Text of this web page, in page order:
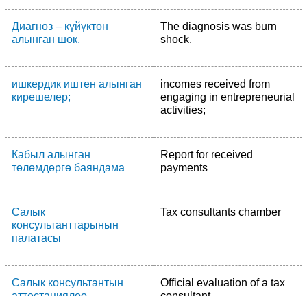
Диагноз – күйүктөн
алынган шок.
The diagnosis was burn
shock.
ишкердик иштен алынган
кирешелер;
incomes received from
engaging in entrepreneurial
activities;
Кабыл алынган
төлөмдөргө баяндама
Report for received
payments
Салык
консультанттарынын
палатасы
Tax consultants chamber
Салык консультантын
Official evaluation of a tax